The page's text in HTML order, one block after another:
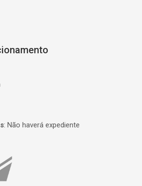
: Não haverá expediente